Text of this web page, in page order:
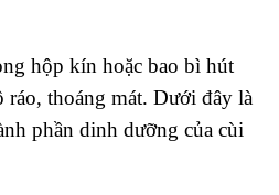
hộp kín hoặc bao bì hút
thoáng mát. Dưới đây là
phần dinh dưỡng của cùi